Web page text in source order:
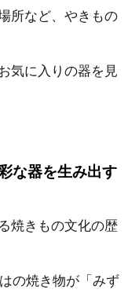
所など、やきもの
気に入りの器を見
な器を生み出す
焼きもの文化の歴
の焼き物が「みず